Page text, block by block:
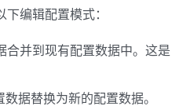
下编辑配置模式：
合并到现有配置数据中。这是
据替换为新的配置数据。